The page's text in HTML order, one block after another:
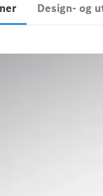
Design- og